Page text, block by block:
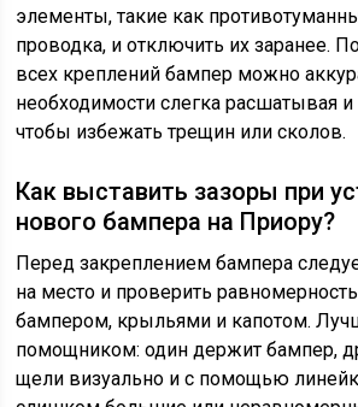
элементы, такие как
проводка, и отключить их заранее.
всех креплений бампер можно
необходимости слегка расшатывая и
чтобы избежать трещин или сколов.
Как выставить зазоры при
нового бампера на Приору?
Перед закреплением бампера
на место и проверить
бампером, крыльями и капотом.
помощником: один держит бампер,
щели визуально и с помощью